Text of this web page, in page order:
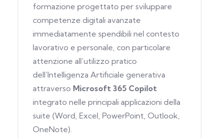
formazione progettato per sviluppare
competenze digitali avanzate
immediatamente spendibili nel contesto
lavorativo e personale, con particolare
attenzione all’utilizzo pratico
dell’Intelligenza Artificiale generativa
attraverso Microsoft 365 Copilot
integrato nelle principali applicazioni della
suite (Word, Excel, PowerPoint, Outlook,
OneNote).